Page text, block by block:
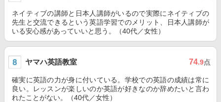
ネイティブの講師と日本人講師がいるので実際にネイティブの
先生と交流できるという英語学習でのメリット、日本人講師が
いる安心感があっていいと思う。（40代／女性）
ヤマハ英語教室 74.9点
確実に英語の力が身に付いている。学校での英語の成績は常に
良い。レッスンが楽しいのか英語が好きなのか辞めたいと言わ
れたことがない。（40代／女性）